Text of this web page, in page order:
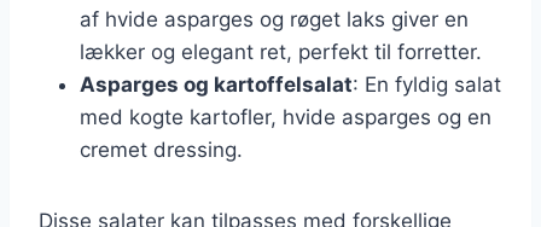
af hvide asparges og røget laks giver en
lækker og elegant ret, perfekt til forretter.
Asparges og kartoffelsalat: En fyldig salat
med kogte kartofler, hvide asparges og en
cremet dressing.
Disse salater kan tilpasses med forskellige